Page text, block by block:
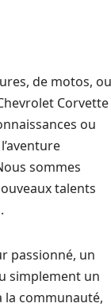
de motos, ou
Corvette
ou
sommes
talents
passionné, un
simplement un
communauté,